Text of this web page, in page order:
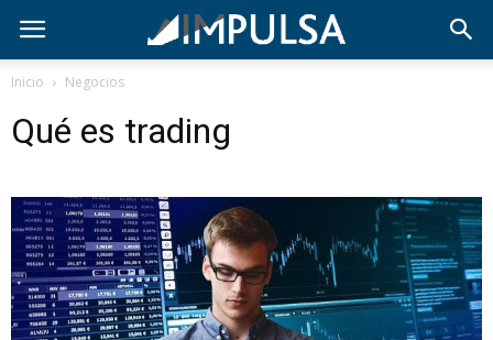
Inicio Negocios
Qué es trading